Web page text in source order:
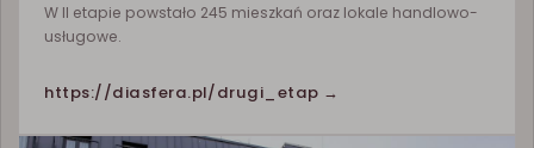
W II etapie powstało 245 mieszkań oraz lokale handlowo-
usługowe.
https://diasfera.pl/drugi_etap →